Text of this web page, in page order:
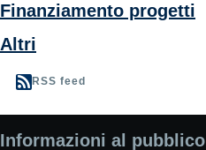
Finanziamento progetti
Altri
RSS feed
Informazioni al pubblico